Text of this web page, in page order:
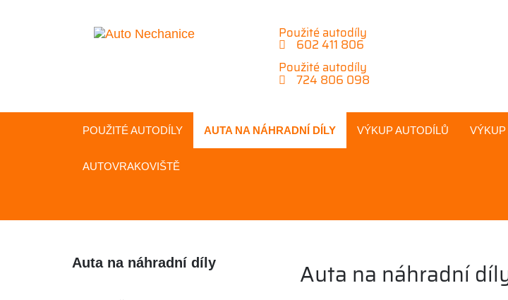
Použité autodíly
602 411 806
Použité autodíly
724 806 098
POUŽITÉ AUTODÍLY AUTA NA NÁHRADNÍ DÍLY VÝKUP AUTODÍLŮ VÝKUP
AUTOVRAKOVIŠTĚ
Auta na náhradní díly Auta na náhradní